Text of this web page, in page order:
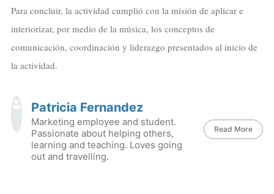
Para concluir, la actividad cumplió con la misión de aplicar e
interiorizar, por medio de la música, los conceptos de
comunicación, coordinación y liderazgo presentados al inicio de
la actividad.
Patricia Fernandez
Marketing employee and student.
Passionate about helping others,
learning and teaching. Loves going
out and travelling.
Read More